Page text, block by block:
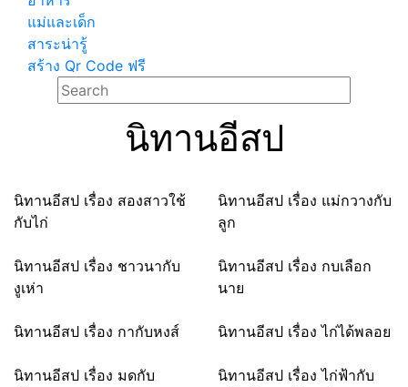
แม่และเด็ก
สาระน่ารู้
สร้าง Qr Code ฟรี
นิทานอีสป
นิทานอีสป เรื่อง สองสาวใช้
กับไก่
นิทานอีสป เรื่อง แม่กวางกับ
ลูก
นิทานอีสป เรื่อง ชาวนากับ
งูเห่า
นิทานอีสป เรื่อง กบเลือก
นาย
นิทานอีสป เรื่อง กากับหงส์ นิทานอีสป เรื่อง ไก่ได้พลอย
นิทานอีสป เรื่อง มดกับ
นิทานอีสป เรื่อง ไก่ฟ้ากับ